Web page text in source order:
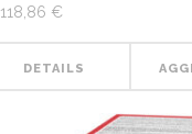
118,86 €
DETAILS